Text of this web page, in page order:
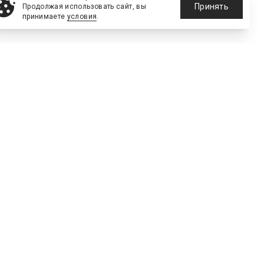
Продолжая использовать сайт, вы
принимаете условия.
Принять